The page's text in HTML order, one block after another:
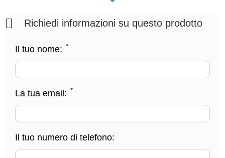
Richiedi informazioni su questo prodotto
Il tuo nome: *
La tua email: *
Il tuo numero di telefono: